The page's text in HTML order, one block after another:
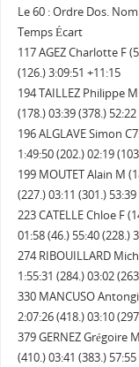
Le 60 : Ordre Dos.
Temps Écart
117 AGEZ Charlotte F
(126.) 3:09:51 +11:15
194 TAILLEZ Philippe
(178.) 03:39 (378.)
196 ALGLAVE Simon
1:49:50 (202.) 02:19
199 MOUTET Alain M
(227.) 03:11 (301.)
223 CATELLE Chloe F
01:58 (46.) 55:40 (228.)
274 RIBOUILLARD
1:55:31 (284.) 03:02
330 MANCUSO
2:07:26 (418.) 03:10
379 GERNEZ Grégoire
(410.) 03:41 (383.)